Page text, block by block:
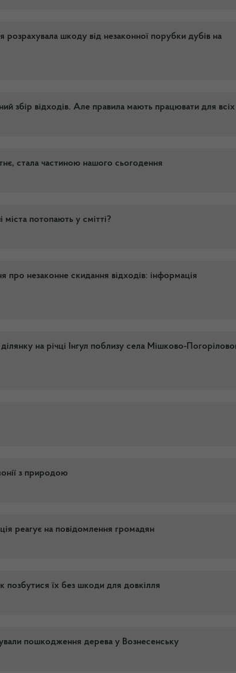
розрахувала шкоду від незаконної порубки дубів на
збір відходів. Але правила мають працювати для всіх
стала частиною нашого сьогодення
потопають у смітті?
про незаконне скидання відходів: інформація
на річці Інгул поблизу села Мішково-
з природою
реагує на повідомлення громадян
позбутися їх без шкоди для довкілля
пошкодження дерева у Вознесенську